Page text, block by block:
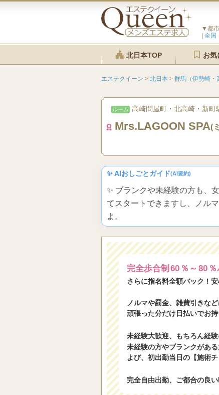
▼都
全国
北日本TOP お気
エステクイーン > 北日本 > 群馬（伊勢崎・
ルーム 高崎問屋町・北高崎・新町
Mrs.LAGOON SPA(
✨ AIおしごとガイド(AI要約)
✨ ブランクや未経験の方も、
てスタートできますし、ノル
よ。
完全歩合制 60 ％～ 80
さらに指名料全額バック！
ノルマや罰金、雑費引きなど
頑張った分だけ日払いでお持
未経験大歓迎、もちろん経
未経験の方やブランクがあ
よび、初出勤当日の【施術
完全自由出勤、ご都合の良